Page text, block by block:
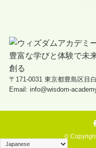
〒171-0031 東京都豊島区目
Email: info@wisdom-
©